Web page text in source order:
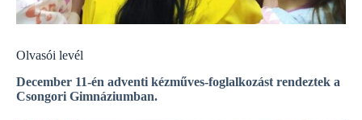
Olvasói levél
December 11-én adventi kézműves-foglalkozást rendeztek a
Csongori Gimnáziumban.